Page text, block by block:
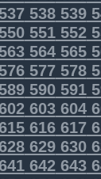
538539
551552
564565
577578
590591
603604
616617
629630
642643